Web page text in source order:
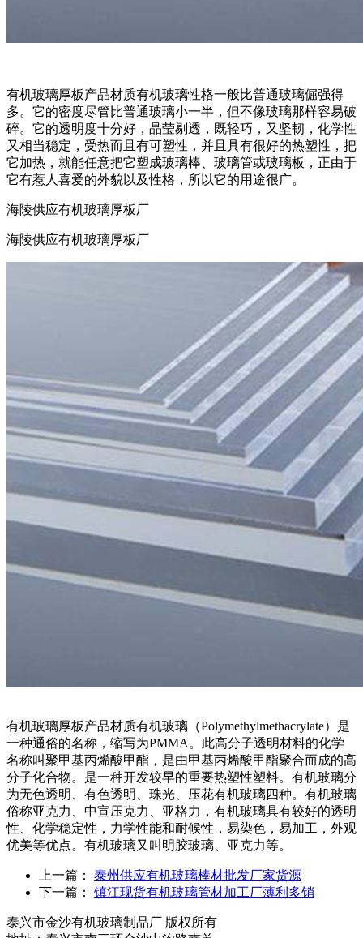
有机玻璃厚板产品材质有机玻璃性格一般比普通玻璃倔强得
多。它的密度尽管比普通玻璃小一半，但不像玻璃那样容易破
碎。它的透明度十分好，晶莹剔透，既轻巧，又坚韧，化学性
又相当稳定，受热而且有可塑性，并且具有很好的热塑性，把
它加热，就能任意把它塑成玻璃棒、玻璃管或玻璃板，正由于
它有惹人喜爱的外貌以及性格，所以它的用途很广。
海陵供应有机玻璃厚板厂
海陵供应有机玻璃厚板厂
有机玻璃厚板产品材质有机玻璃（Polymethylmethacrylate）是
一种通俗的名称，缩写为PMMA。此高分子透明材料的化学
名称叫聚甲基丙烯酸甲酯，是由甲基丙烯酸甲酯聚合而成的高
分子化合物。是一种开发较早的重要热塑性塑料。有机玻璃分
为无色透明、有色透明、珠光、压花有机玻璃四种。有机玻璃
俗称亚克力、中宣压克力、亚格力，有机玻璃具有较好的透明
性、化学稳定性，力学性能和耐候性，易染色，易加工，外观
优美等优点。有机玻璃又叫明胶玻璃、亚克力等。
上一篇：
泰州供应有机玻璃棒材批发厂家货源
下一篇：
镇江现货有机玻璃管材加工厂薄利多销
泰兴市金沙有机玻璃制品厂 版权所有